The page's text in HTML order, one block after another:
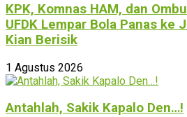
KPK, Komnas HAM, dan
UFDK Lempar Bola Panas ke
Kian Berisik
1 Agustus 2026
Antahlah, Sakik Kapalo Den…!